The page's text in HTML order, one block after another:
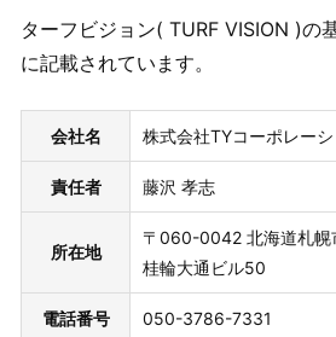
ターフビジョン( TURF VISION )の
に記載されています。
会社名 株式会社TYコーポレー
責任者 藤沢 孝志
所在地
〒060-0042 北海道札幌
桂輪大通ビル50
電話番号 050-3786-7331